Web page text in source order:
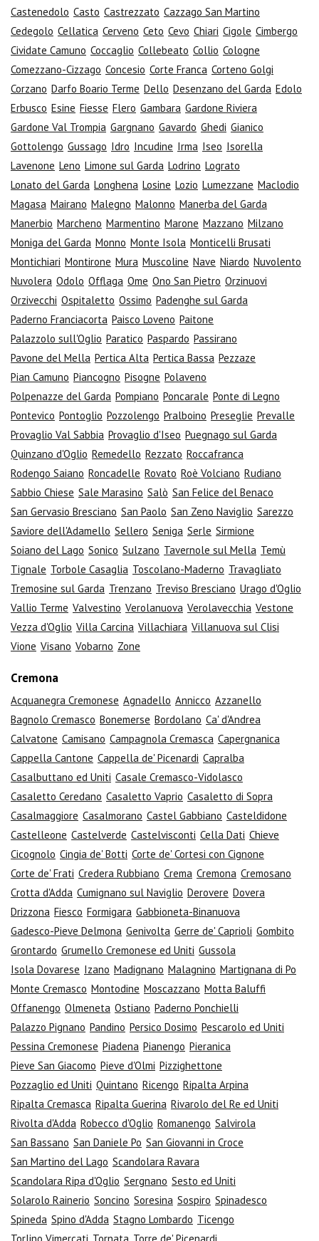
Castenedolo Casto Castrezzato Cazzago San Martino
Cedegolo Cellatica Cerveno Ceto Cevo Chiari Cigole Cimbergo
Cividate Camuno Coccaglio Collebeato Collio Cologne
Comezzano-Cizzago Concesio Corte Franca Corteno Golgi
Corzano Darfo Boario Terme Dello Desenzano del Garda Edolo
Erbusco Esine Fiesse Flero Gambara Gardone Riviera
Gardone Val Trompia Gargnano Gavardo Ghedi Gianico
Gottolengo Gussago Idro Incudine Irma Iseo Isorella
Lavenone Leno Limone sul Garda Lodrino Lograto
Lonato del Garda Longhena Losine Lozio Lumezzane Maclodio
Magasa Mairano Malegno Malonno Manerba del Garda
Manerbio Marcheno Marmentino Marone Mazzano Milzano
Moniga del Garda Monno Monte Isola Monticelli Brusati
Montichiari Montirone Mura Muscoline Nave Niardo Nuvolento
Nuvolera Odolo Offlaga Ome Ono San Pietro Orzinuovi
Orzivecchi Ospitaletto Ossimo Padenghe sul Garda
Paderno Franciacorta Paisco Loveno Paitone
Palazzolo sull'Oglio Paratico Paspardo Passirano
Pavone del Mella Pertica Alta Pertica Bassa Pezzaze
Pian Camuno Piancogno Pisogne Polaveno
Polpenazze del Garda Pompiano Poncarale Ponte di Legno
Pontevico Pontoglio Pozzolengo Pralboino Preseglie Prevalle
Provaglio Val Sabbia Provaglio d'Iseo Puegnago sul Garda
Quinzano d'Oglio Remedello Rezzato Roccafranca
Rodengo Saiano Roncadelle Rovato Roè Volciano Rudiano
Sabbio Chiese Sale Marasino Salò San Felice del Benaco
San Gervasio Bresciano San Paolo San Zeno Naviglio Sarezzo
Saviore dell'Adamello Sellero Seniga Serle Sirmione
Soiano del Lago Sonico Sulzano Tavernole sul Mella Temù
Tignale Torbole Casaglia Toscolano-Maderno Travagliato
Tremosine sul Garda Trenzano Treviso Bresciano Urago d'Oglio
Vallio Terme Valvestino Verolanuova Verolavecchia Vestone
Vezza d'Oglio Villa Carcina Villachiara Villanuova sul Clisi
Vione Visano Vobarno Zone
Cremona
Acquanegra Cremonese Agnadello Annicco Azzanello
Bagnolo Cremasco Bonemerse Bordolano Ca' d'Andrea
Calvatone Camisano Campagnola Cremasca Capergnanica
Cappella Cantone Cappella de' Picenardi Capralba
Casalbuttano ed Uniti Casale Cremasco-Vidolasco
Casaletto Ceredano Casaletto Vaprio Casaletto di Sopra
Casalmaggiore Casalmorano Castel Gabbiano Casteldidone
Castelleone Castelverde Castelvisconti Cella Dati Chieve
Cicognolo Cingia de' Botti Corte de' Cortesi con Cignone
Corte de' Frati Credera Rubbiano Crema Cremona Cremosano
Crotta d'Adda Cumignano sul Naviglio Derovere Dovera
Drizzona Fiesco Formigara Gabbioneta-Binanuova
Gadesco-Pieve Delmona Genivolta Gerre de' Caprioli Gombito
Grontardo Grumello Cremonese ed Uniti Gussola
Isola Dovarese Izano Madignano Malagnino Martignana di Po
Monte Cremasco Montodine Moscazzano Motta Baluffi
Offanengo Olmeneta Ostiano Paderno Ponchielli
Palazzo Pignano Pandino Persico Dosimo Pescarolo ed Uniti
Pessina Cremonese Piadena Pianengo Pieranica
Pieve San Giacomo Pieve d'Olmi Pizzighettone
Pozzaglio ed Uniti Quintano Ricengo Ripalta Arpina
Ripalta Cremasca Ripalta Guerina Rivarolo del Re ed Uniti
Rivolta d'Adda Robecco d'Oglio Romanengo Salvirola
San Bassano San Daniele Po San Giovanni in Croce
San Martino del Lago Scandolara Ravara
Scandolara Ripa d'Oglio Sergnano Sesto ed Uniti
Solarolo Rainerio Soncino Soresina Sospiro Spinadesco
Spineda Spino d'Adda Stagno Lombardo Ticengo